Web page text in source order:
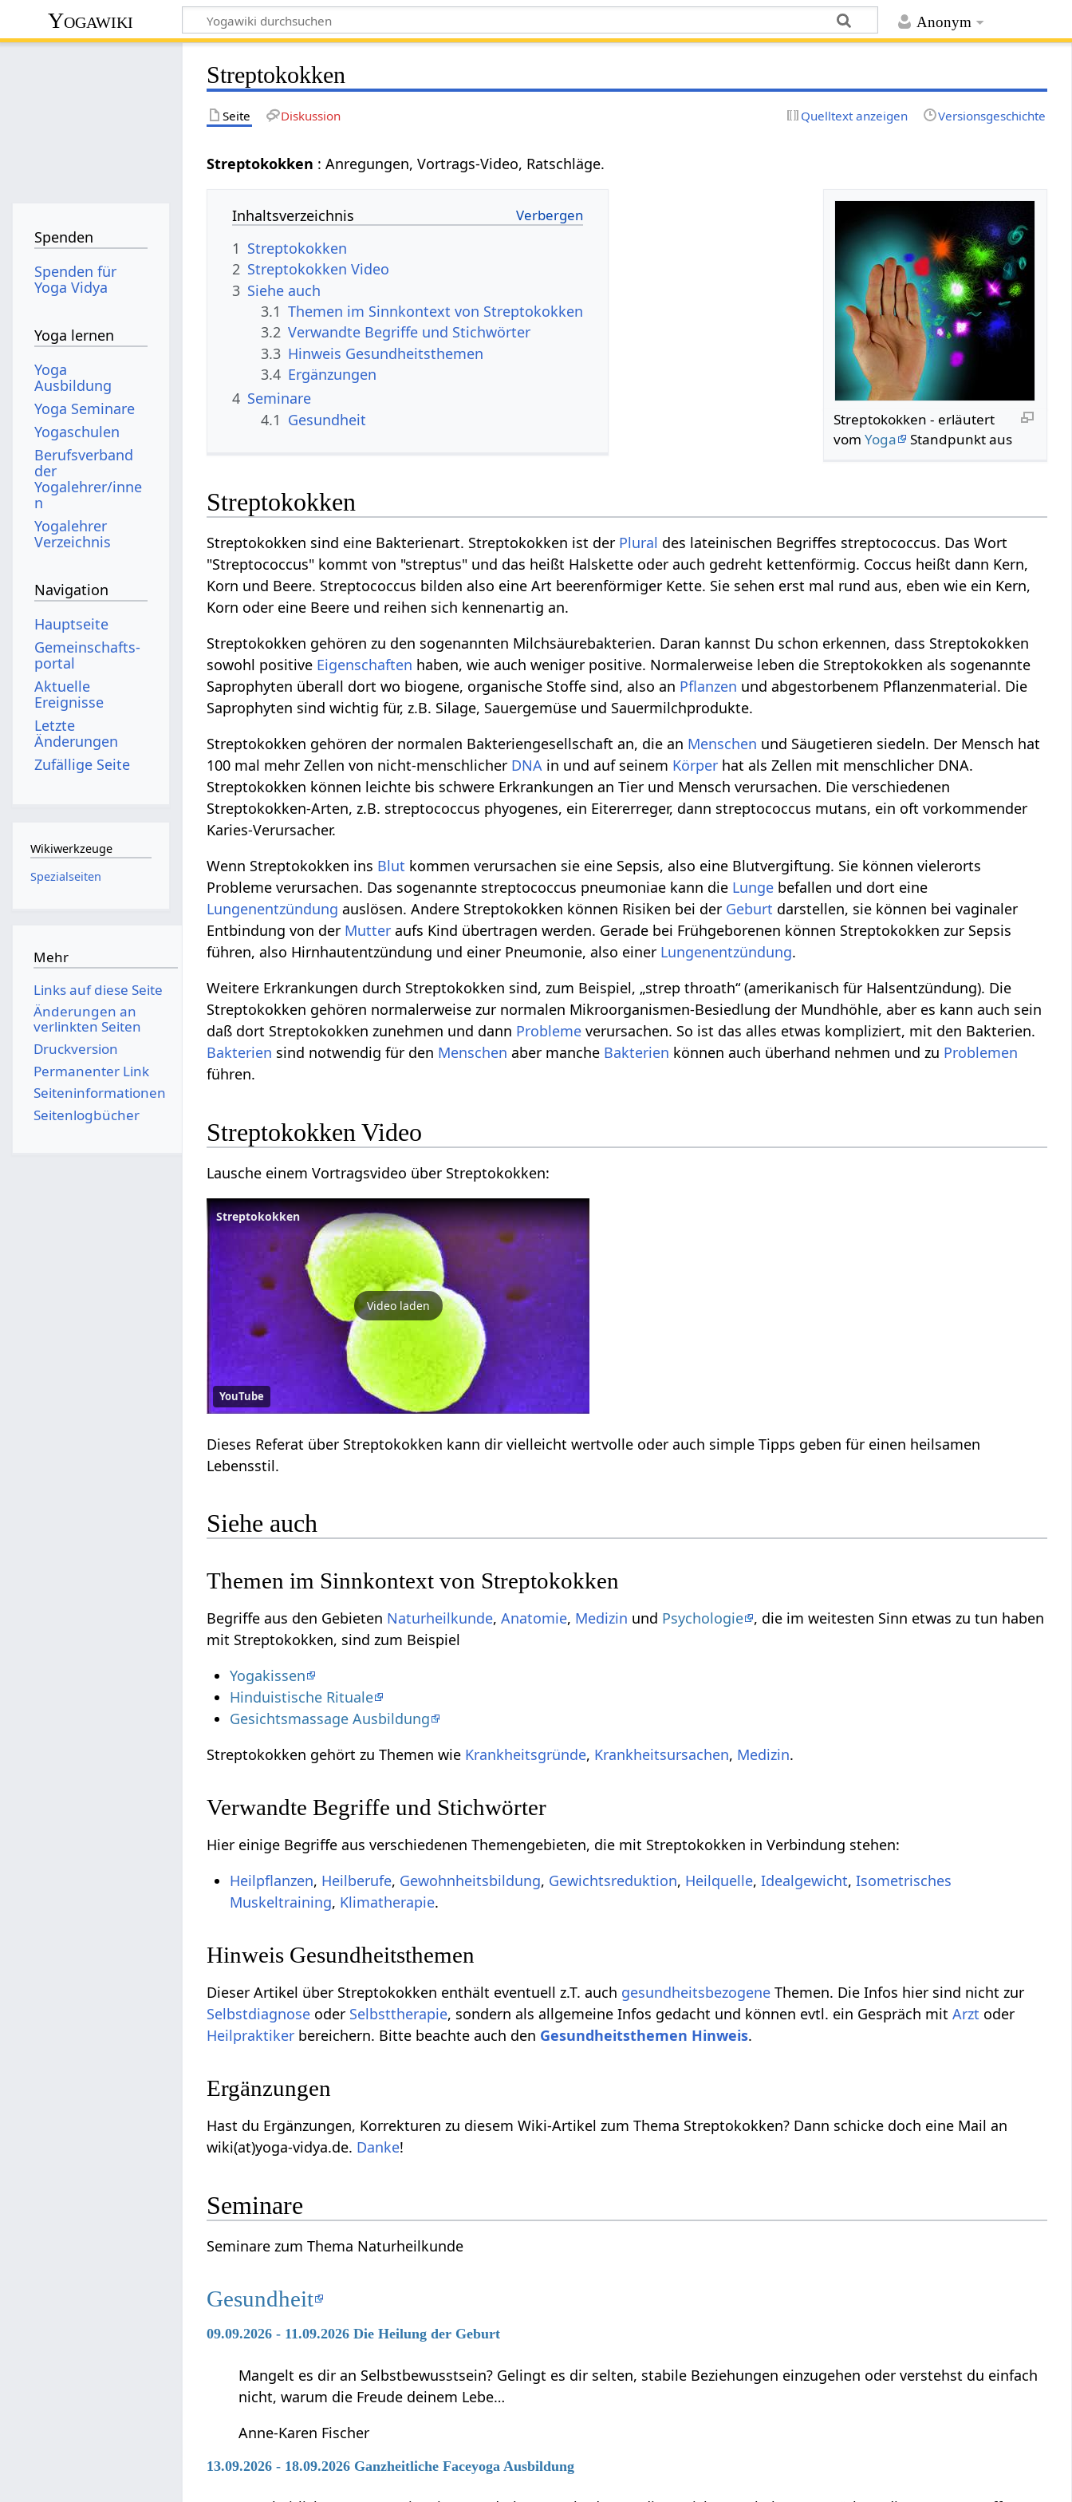
Anonym
Yogawiki
Streptokokken
Seite Diskussion Quelltext anzeigen Versionsgeschichte
Streptokokken : Anregungen, Vortrags-Video, Ratschläge.
Streptokokken - erläutert
vomYoga Standpunkt aus
Inhaltsverzeichnis
1 Streptokokken
2 Streptokokken Video
3 Siehe auch
3.1 Themen im Sinnkontext von Streptokokken
3.2 Verwandte Begriffe und Stichwörter
3.3 Hinweis Gesundheitsthemen
3.4 Ergänzungen
4 Seminare
4.1 Gesundheit
Streptokokken
Streptokokken sind eine Bakterienart. Streptokokken ist der Plural des lateinischen Begriffes streptococcus. Das Wort
"Streptococcus" kommt von "streptus" und das heißt Halskette oder auch gedreht kettenförmig. Coccus heißt dann Kern,
Korn und Beere. Streptococcus bilden also eine Art beerenförmiger Kette. Sie sehen erst mal rund aus, eben wie ein Kern,
Korn oder eine Beere und reihen sich kennenartig an.
Streptokokken gehören zu den sogenannten Milchsäurebakterien. Daran kannst Du schon erkennen, dass Streptokokken
sowohl positive Eigenschaften haben, wie auch weniger positive. Normalerweise leben die Streptokokken als sogenannte
Saprophyten überall dort wo biogene, organische Stoffe sind, also an Pflanzen und abgestorbenem Pflanzenmaterial. Die
Saprophyten sind wichtig für, z.B. Silage, Sauergemüse und Sauermilchprodukte.
Streptokokken gehören der normalen Bakteriengesellschaft an, die an Menschen und Säugetieren siedeln. Der Mensch hat
100 mal mehr Zellen von nicht-menschlicher DNA in und auf seinem Körper hat als Zellen mit menschlicher DNA.
Streptokokken können leichte bis schwere Erkrankungen an Tier und Mensch verursachen. Die verschiedenen
Streptokokken-Arten, z.B. streptococcus phyogenes, ein Eitererreger, dann streptococcus mutans, ein oft vorkommender
Karies-Verursacher.
Wenn Streptokokken ins Blut kommen verursachen sie eine Sepsis, also eine Blutvergiftung. Sie können vielerorts
Probleme verursachen. Das sogenannte streptococcus pneumoniae kann die Lunge befallen und dort eine
Lungenentzündung auslösen. Andere Streptokokken können Risiken bei der Geburt darstellen, sie können bei vaginaler
Entbindung von der Mutter aufs Kind übertragen werden. Gerade bei Frühgeborenen können Streptokokken zur Sepsis
führen, also Hirnhautentzündung und einer Pneumonie, also einer Lungenentzündung.
Weitere Erkrankungen durch Streptokokken sind, zum Beispiel, „strep throath“ (amerikanisch für Halsentzündung). Die
Streptokokken gehören normalerweise zur normalen Mikroorganismen-Besiedlung der Mundhöhle, aber es kann auch sein
daß dort Streptokokken zunehmen und dann Probleme verursachen. So ist das alles etwas kompliziert, mit den Bakterien.
Bakterien sind notwendig für den Menschen aber manche Bakterien können auch überhand nehmen und zu Problemen
führen.
Streptokokken Video
Lausche einem Vortragsvideo über Streptokokken:
Streptokokken
Video laden
YouTube
Dieses Referat über Streptokokken kann dir vielleicht wertvolle oder auch simple Tipps geben für einen heilsamen
Lebensstil.
Siehe auch
Themen im Sinnkontext von Streptokokken
Begriffe aus den Gebieten Naturheilkunde,Anatomie, Medizin und Psychologie , die im weitesten Sinn etwas zu tun haben
mit Streptokokken, sind zum Beispiel
Yogakissen
Hinduistische Rituale
Gesichtsmassage Ausbildung
Streptokokken gehört zu Themen wie Krankheitsgründe, Krankheitsursachen, Medizin.
Verwandte Begriffe und Stichwörter
Hier einige Begriffe aus verschiedenen Themengebieten, die mit Streptokokken in Verbindung stehen:
Heilpflanzen, Heilberufe, Gewohnheitsbildung, Gewichtsreduktion, Heilquelle,Idealgewicht,Isometrisches
Muskeltraining, Klimatherapie.
Hinweis Gesundheitsthemen
Dieser Artikel über Streptokokken enthält eventuell z.T. auch gesundheitsbezogene Themen. Die Infos hier sind nicht zur
Selbstdiagnose oder Selbsttherapie, sondern als allgemeine Infos gedacht und können evtl. ein Gespräch mitArzt oder
Heilpraktiker bereichern. Bitte beachte auch den Gesundheitsthemen Hinweis.
Ergänzungen
Hast du Ergänzungen, Korrekturen zu diesem Wiki-Artikel zum Thema Streptokokken? Dann schicke doch eine Mail an
wiki(at)yoga-vidya.de. Danke!
Seminare
Seminare zum Thema Naturheilkunde
Gesundheit
09.09.2026 - 11.09.2026 Die Heilung der Geburt
Mangelt es dir an Selbstbewusstsein? Gelingt es dir selten, stabile Beziehungen einzugehen oder verstehst du einfach
nicht, warum die Freude deinem Lebe…
Anne-Karen Fischer
13.09.2026 - 18.09.2026 Ganzheitliche Faceyoga Ausbildung
Spenden
Spenden für
Yoga Vidya
Yoga lernen
Yoga
Ausbildung
Yoga Seminare
Yogaschulen
Berufsverband
der
Yogalehrer/inne
n
Yogalehrer
Verzeichnis
Navigation
Hauptseite
Gemeinschafts­
portal
Aktuelle
Ereignisse
Letzte
Änderungen
Zufällige Seite
Wikiwerkzeuge
Spezialseiten
Mehr
Links auf diese Seite
Änderungen an
verlinkten Seiten
Druckversion
Permanenter Link
Seiten­­informationen
Seitenlogbücher